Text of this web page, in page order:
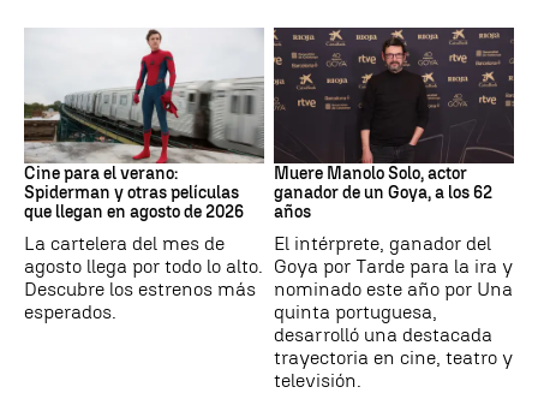
Cine
Cine para el verano:
Spiderman y otras películas
que llegan en agosto de 2026
La cartelera del mes de
agosto llega por todo lo alto.
Descubre los estrenos más
esperados.
Actor
Muere Manolo Solo, actor
ganador de un Goya, a los 62
años
El intérprete, ganador del
Goya por Tarde para la ira y
nominado este año por Una
quinta portuguesa,
desarrolló una destacada
trayectoria en cine, teatro y
televisión.